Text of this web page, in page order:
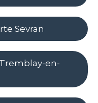
Sevran
en-